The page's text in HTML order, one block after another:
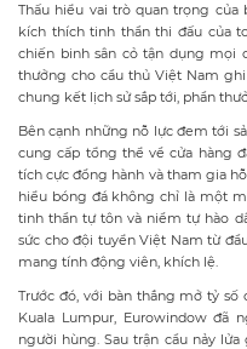
Thấu hiểu vai trò quan trọng
kích thích tinh thần thi đấu của
chiến binh sân cỏ tận dụng mọi
thưởng cho cầu thủ Việt Nam
chung kết lịch sử sắp tới, phần
Bên cạnh những nỗ lực đem tới
cung cấp tổng thể về cửa hàng
tích cực đồng hành và tham gia
hiểu bóng đá không chỉ là một
tinh thần tự tôn và niềm tự hào
sức cho đội tuyển Việt Nam từ
mang tính động viên, khích lệ.
Trước đó, với bàn thắng mở tỷ số
Kuala Lumpur, Eurowindow đã
người hùng. Sau trận cầu nảy